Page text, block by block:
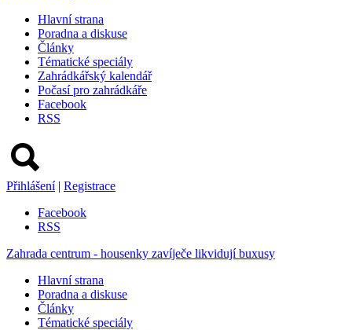
Hlavní strana
Poradna a diskuse
Články
Tématické speciály
Zahrádkářský kalendář
Počasí pro zahrádkáře
Facebook
RSS
Přihlášení | Registrace
Facebook
RSS
Zahrada centrum - housenky zavíječe likvidují buxusy
Hlavní strana
Poradna a diskuse
Články
Tématické speciály